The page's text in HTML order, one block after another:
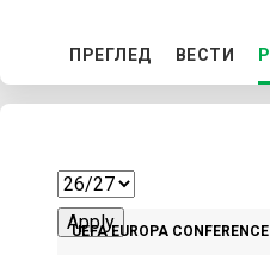
P
r
i
m
ПРЕГЛЕД ВЕСТИ
UEFA EUROPA